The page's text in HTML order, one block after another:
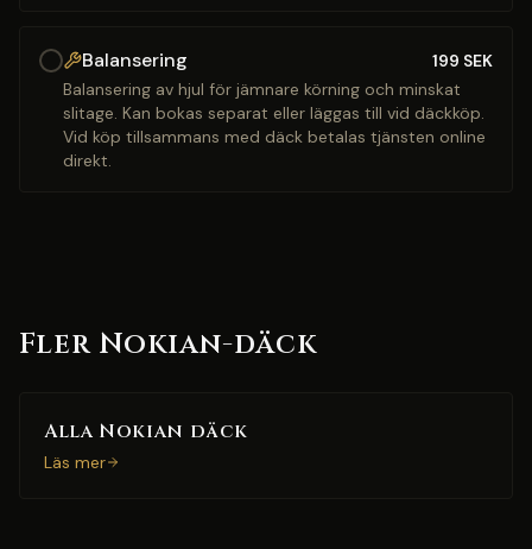
Balansering 199 SEK
Balansering av hjul för jämnare körning och minskat
slitage. Kan bokas separat eller läggas till vid däckköp.
Vid köp tillsammans med däck betalas tjänsten online
direkt.
Fler Nokian-däck
Alla Nokian däck
Läs mer